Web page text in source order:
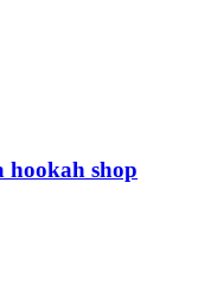
hookah shop